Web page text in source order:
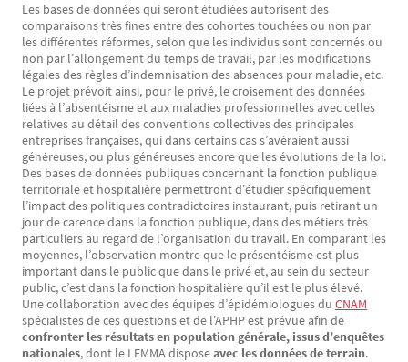
Les bases de données qui seront étudiées autorisent des
comparaisons très fines entre des cohortes touchées ou non par
les différentes réformes, selon que les individus sont concernés ou
non par l’allongement du temps de travail, par les modifications
légales des règles d’indemnisation des absences pour maladie, etc.
Le projet prévoit ainsi, pour le privé, le croisement des données
liées à l’absentéisme et aux maladies professionnelles avec celles
relatives au détail des conventions collectives des principales
entreprises françaises, qui dans certains cas s’avéraient aussi
généreuses, ou plus généreuses encore que les évolutions de la loi.
Des bases de données publiques concernant la fonction publique
territoriale et hospitalière permettront d’étudier spécifiquement
l’impact des politiques contradictoires instaurant, puis retirant un
jour de carence dans la fonction publique, dans des métiers très
particuliers au regard de l’organisation du travail. En comparant les
moyennes, l’observation montre que le présentéisme est plus
important dans le public que dans le privé et, au sein du secteur
public, c’est dans la fonction hospitalière qu’il est le plus élevé.
Une collaboration avec des équipes d’épidémiologues du CNAM
spécialistes de ces questions et de l’APHP est prévue afin de
confronter les résultats en population générale, issus d’enquêtes
nationales, dont le LEMMA disposeavec les données de terrain.